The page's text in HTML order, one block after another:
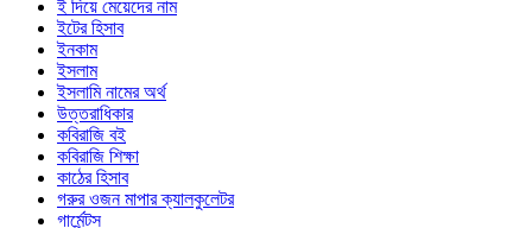
ই দিয়ে মেয়েদের নাম
ইটের হিসাব
ইনকাম
ইসলাম
ইসলামি নামের অর্থ
উত্তরাধিকার
কবিরাজি বই
কবিরাজি শিক্ষা
কাঠের হিসাব
গরুর ওজন মাপার ক্যালকুলেটর
গার্মেন্টস